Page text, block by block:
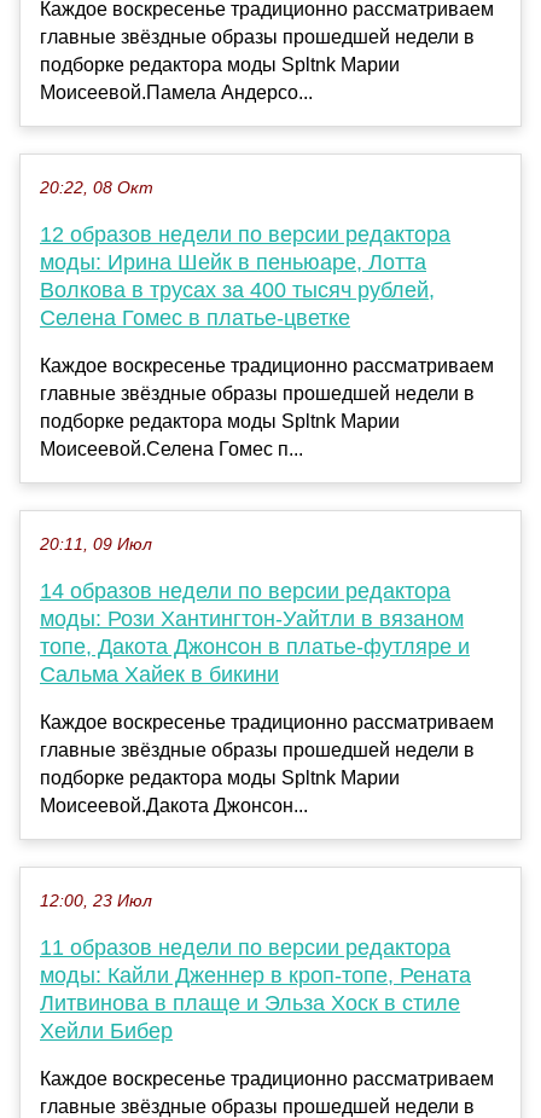
Каждое воскресенье традиционно рассматриваем
главные звёздные образы прошедшей недели в
подборке редактора моды Spltnk Марии
Моисеевой.Памела Андерсо...
20:22, 08 Окт
12 образов недели по версии редактора
моды: Ирина Шейк в пеньюаре, Лотта
Волкова в трусах за 400 тысяч рублей,
Селена Гомес в платье-цветке
Каждое воскресенье традиционно рассматриваем
главные звёздные образы прошедшей недели в
подборке редактора моды Spltnk Марии
Моисеевой.Селена Гомес п...
20:11, 09 Июл
14 образов недели по версии редактора
моды: Рози Хантингтон-Уайтли в вязаном
топе, Дакота Джонсон в платье-футляре и
Сальма Хайек в бикини
Каждое воскресенье традиционно рассматриваем
главные звёздные образы прошедшей недели в
подборке редактора моды Spltnk Марии
Моисеевой.Дакота Джонсон...
12:00, 23 Июл
11 образов недели по версии редактора
моды: Кайли Дженнер в кроп-топе, Рената
Литвинова в плаще и Эльза Хоск в стиле
Хейли Бибер
Каждое воскресенье традиционно рассматриваем
главные звёздные образы прошедшей недели в